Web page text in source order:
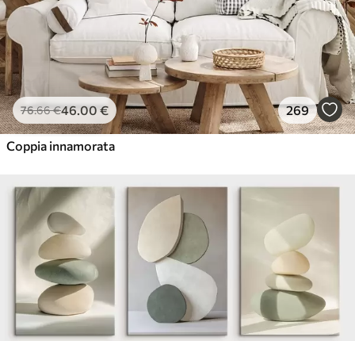
76.66€46.00 € 269
Coppia innamorata